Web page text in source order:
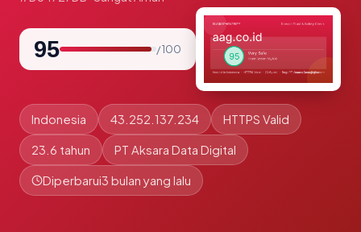
95 / 100
Indonesia 43.252.137.234 HTTPS Valid
23.6 tahun PT Aksara Data Digital
Diperbarui3 bulan yang lalu